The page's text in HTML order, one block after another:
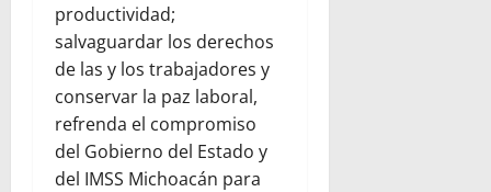
productividad;
salvaguardar los derechos
de las y los trabajadores y
conservar la paz laboral,
refrenda el compromiso
del Gobierno del Estado y
del IMSS Michoacán para